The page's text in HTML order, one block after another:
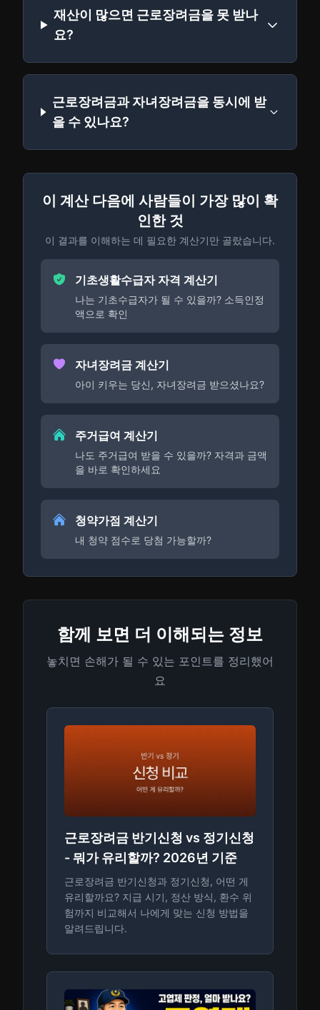
재산이 많으면 근로장려금을 못 받나
요?
근로장려금과 자녀장려금을 동시에 받
을 수 있나요?
이 계산 다음에 사람들이 가장 많이 확
인한 것
이 결과를 이해하는 데 필요한 계산기만 골랐습니다.
기초생활수급자 자격 계산기
나는 기초수급자가 될 수 있을까? 소득인정
액으로 확인
자녀장려금 계산기
아이 키우는 당신, 자녀장려금 받으셨나요?
주거급여 계산기
나도 주거급여 받을 수 있을까? 자격과 금액
을 바로 확인하세요
청약가점 계산기
내 청약 점수로 당첨 가능할까?
함께 보면 더 이해되는 정보
놓치면 손해가 될 수 있는 포인트를 정리했어
요
근로장려금 반기신청 vs 정기신청
- 뭐가 유리할까? 2026년 기준
근로장려금 반기신청과 정기신청, 어떤 게
유리할까요? 지급 시기, 정산 방식, 환수 위
험까지 비교해서 나에게 맞는 신청 방법을
알려드립니다.